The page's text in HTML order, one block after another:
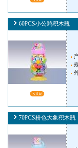
60PCS小公鸡积木瓶
70PCS粉色大象积木瓶